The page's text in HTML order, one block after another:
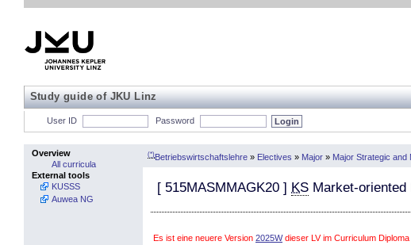
Study guide of JKU Linz
User ID Password
Overview
All curricula
External tools
KUSSS
Auwea NG
(*)Betriebswirtschaftslehre » Electives » Major » Major Strategic and
[ 515MASMMAGK20 ] KS Market-oriented
Es ist eine neuere Version 2025Wdieser LV im Curriculum